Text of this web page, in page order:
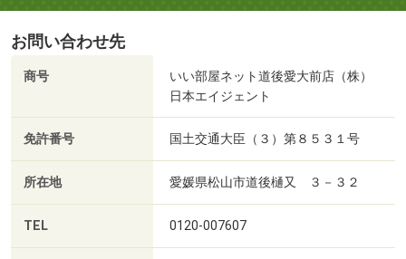
お問い合わせ先
商号
いい部屋ネット道後愛大前店（株）
日本エイジェント
免許番号 国土交通大臣（３）第８５３１号
所在地 愛媛県松山市道後樋又 ３－３２
TEL 0120-007607